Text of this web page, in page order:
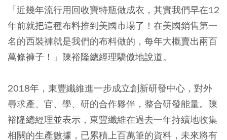
「近幾年流行用回收寶特瓶做成衣，其實我們早在12
年前就把這種布料推到美國市場了！在美國銷售第一
名的西裝褲就是我們的布料做的，每年大概賣出兩百
萬條褲子！」陳裕隆總經理驕傲地說道。
2018年，東豐纖維進一步成立創新研發中心，對外
尋求產、官、學、研的合作夥伴，整合研發能量。陳
裕隆總經理並表示，東豐纖維在過去一年持續地收集
相關的生產數據，已累積上百萬筆的資料，未來將有